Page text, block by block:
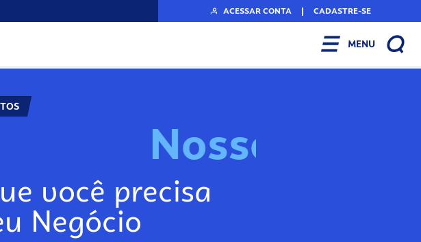
ACESSAR CONTA | CADASTRE-SE
MENU
Nosso
você precisa
Negócio